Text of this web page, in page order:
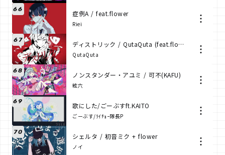
66 症例A / feat.flower
Riei
67 ディストリック / QutaQuta (feat.flower)
QutaQuta
68 ノンスタンダー・アユミ / 可不(KAFU)
絃六
69 歌にした/ごーぶすft.KAITO
ごーぶす/ﾗｲﾁｮｰ隊長P
70 シェルタ / 初音ミク + flower
ノイ